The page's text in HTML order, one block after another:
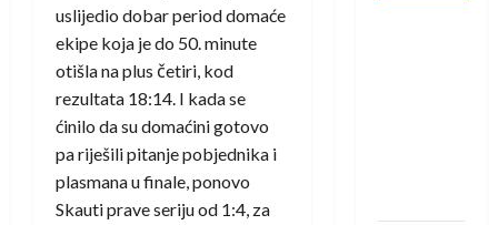
uslijedio dobar period domaće
ekipe koja je do 50. minute
otišla na plus četiri, kod
rezultata 18:14. I kada se
ćinilo da su domaćini gotovo
pa riješili pitanje pobjednika i
plasmana u finale, ponovo
Skauti prave seriju od 1:4, za